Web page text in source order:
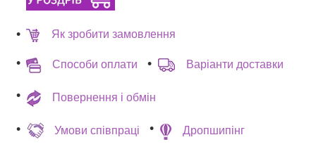
Як зробити замовлення
Способи оплати Варіанти доставки
Повернення і обмін
Умови співпраці Дропшипінг